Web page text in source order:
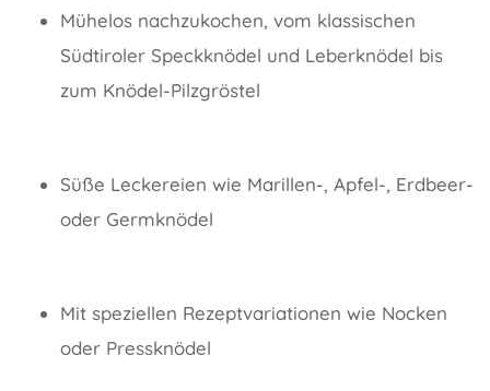
Mühelos nachzukochen, vom klassischen
Südtiroler Speckknödel und Leberknödel bis
zum Knödel-Pilzgröstel
Süße Leckereien wie Marillen-, Apfel-, Erdbeer-
oder Germknödel
Mit speziellen Rezeptvariationen wie Nocken
oder Pressknödel